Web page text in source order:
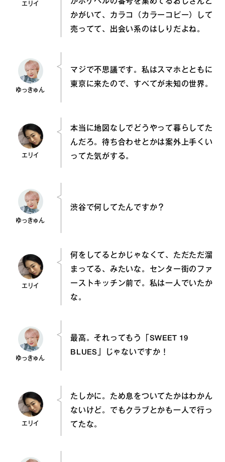
エリイ
かポケベルの番号を集めてるおじさんと
かがいて、カラコ（カラーコピー）して
売ってて、出会い系のはしりだよね。
ゆっきゅん
マジで不思議です。私はスマホとともに
東京に来たので、すべてが未知の世界。
エリイ
本当に地図なしでどうやって暮らしてた
んだろ。待ち合わせとかは案外上手くい
ってた気がする。
ゆっきゅん
渋谷で何してたんですか？
エリイ
何をしてるとかじゃなくて、ただただ溜
まってる、みたいな。センター街のファ
ーストキッチン前で。私は一人でいたか
な。
ゆっきゅん
最高。それってもう「SWEET 19
BLUES」じゃないですか！
エリイ
たしかに。ため息をついてたかはわかん
ないけど。でもクラブとかも一人で行っ
てたな。